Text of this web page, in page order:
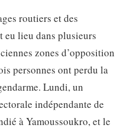
routiers et des
eu lieu dans plusieurs
zones d’opposition
personnes ont perdu la
Lundi, un
indépendante de
à Yamoussoukro, et le